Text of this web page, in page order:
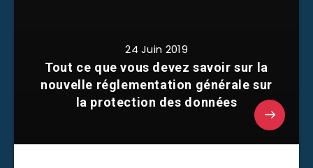
24 Juin 2019
Tout ce que vous devez savoir sur la
nouvelle réglementation générale sur
la protection des données